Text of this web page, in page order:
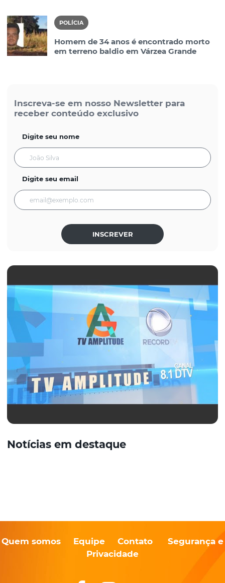
POLÍCIA
Homem de 34 anos é encontrado morto
em terreno baldio em Várzea Grande
Inscreva-se em nosso Newsletter para
receber conteúdo exclusivo
Digite seu nome
Digite seu email
INSCREVER
Notícias em destaque
Quem somos Equipe Contato
Segurança e
Privacidade